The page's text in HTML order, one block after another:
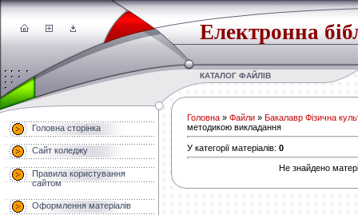
Електронна
КАТАЛОГ ФАЙЛІВ
Головна сторінка
Сайт коледжу
Правила користування
сайтом
Оформлення матеріалів
Головна » Файли » Бакалавр Фізична
методикою викладання
У категорії матеріалів: 0
Не знайдено